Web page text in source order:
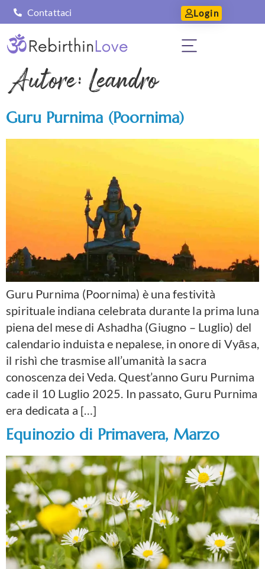
Contattaci Login
Autore: Leandro
Guru Purnima (Poornima)
Guru Purnima (Poornima) è una festività
spirituale indiana celebrata durante la prima luna
piena del mese di Ashadha (Giugno – Luglio) del
calendario induista e nepalese, in onore di Vyāsa,
il rishì che trasmise all’umanità la sacra
conoscenza dei Veda. Quest’anno Guru Purnima
cade il 10 Luglio 2025. In passato, Guru Purnima
era dedicata a […]
Equinozio di Primavera, Marzo